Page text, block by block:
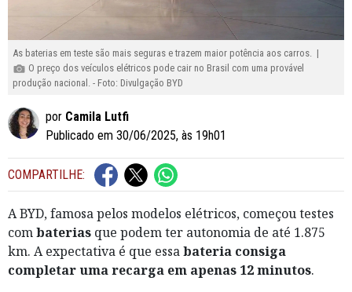
As baterias em teste são mais seguras e trazem maior potência aos carros. |
O preço dos veículos elétricos pode cair no Brasil com uma provável
produção nacional. - Foto: Divulgação BYD
por Camila Lutfi
Publicado em 30/06/2025, às 19h01
COMPARTILHE:
A BYD, famosa pelos modelos elétricos, começou testes
combaterias que podem ter autonomia de até 1.875
km. A expectativa é que essabateria consiga
completar uma recarga em apenas 12 minutos.